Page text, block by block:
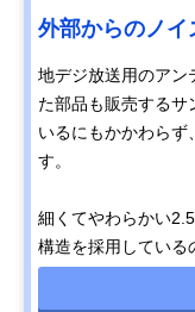
外部からのノ
地デジ放送用のアン
た部品も販売するサ
いるにもかかわらず
す。
細くてやわらかい
構造を採用している